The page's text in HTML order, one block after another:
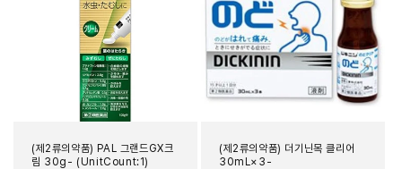
(제2류의약품) PAL 그랜드GX크
림 30g- (UnitCount:1)
(제2류의약품) 더기닌목 클리어
30mL×3-